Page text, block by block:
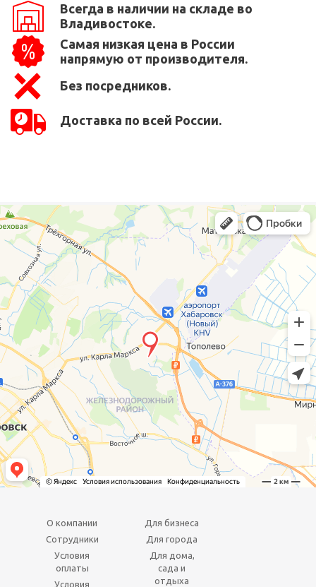
Всегда в наличии на складе во
Владивостоке.
Самая низкая цена в России
напрямую от производителя.
Без посредников.
Доставка по всей России.
О компании
Сотрудники
Условия
оплаты
Условия
Для бизнеса
Для города
Для дома,
сада и
отдыха